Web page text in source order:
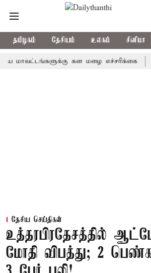
தமிழகம் தேசியம் உலகம் சினிமா
கன மழை எச்சரிக்கை
தேசிய செய்திகள்
உத்தரபிரதேசத்தில்
மோதி விபத்து; 2